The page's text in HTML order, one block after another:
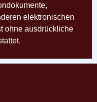
elektronischen
ohne ausdrückliche